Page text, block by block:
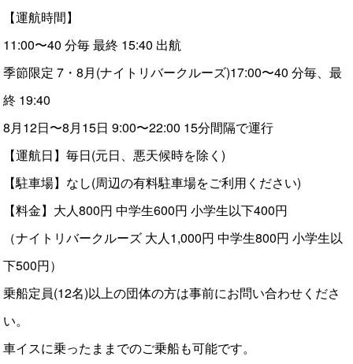
【運航時間】
11:00〜40 分毎 最終 15:40 出航
季節限定 7・8月(ナイトリバークルーズ)17:00〜40 分毎、最
終 19:40
8月12日〜8月15日 9:00〜22:00 15分間隔で運行
【運航日】毎日(元日、悪天候時を除く)
【駐車場】なし(周辺の有料駐車場をご利用ください)
【料金】大人800円 中学生600円 小学生以下400円
（ナイトリバークルーズ 大人1,000円 中学生800円 小学生以
下500円）
乗船定員(12名)以上の団体の方は事前にお問い合わせくださ
い。
車イスに乗ったままでのご乗船も可能です。